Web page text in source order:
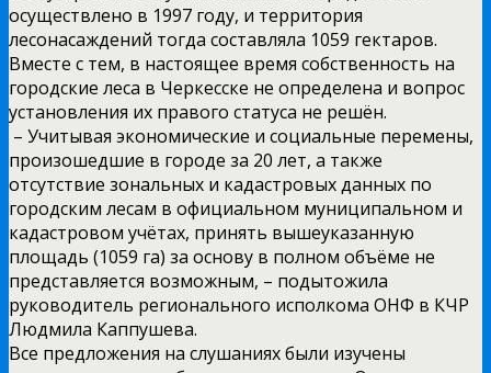
осуществлено в 1997 году, и территория
лесонасаждений тогда составляла 1059 гектаров.
Вместе с тем, в настоящее время собственность на
городские леса в Черкесске не определена и вопрос
установления их правого статуса не решён.
– Учитывая экономические и социальные перемены,
произошедшие в городе за 20 лет, а также
отсутствие зональных и кадастровых данных по
городским лесам в официальном муниципальном и
кадастровом учётах, принять вышеуказанную
площадь (1059 га) за основу в полном объёме не
представляется возможным, – подытожила
руководитель регионального исполкома ОНФ в КЧР
Людмила Каппушева.
Все предложения на слушаниях были изучены